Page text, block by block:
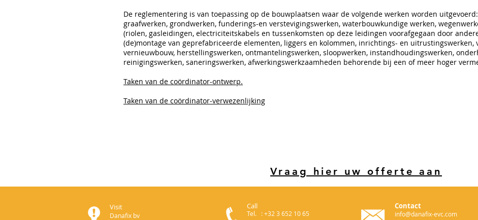
De reglementering is van toepassing op de bouwplaatsen waar de volgende werken worden uitgevoerd:
graafwerken, grondwerken, funderings-en verstevigingswerken, waterbouwkundige werken,
(riolen, gasleidingen, electriciteitskabels en tussenkomsten op deze leidingen voorafgegaan door
(de)montage van geprefabriceerde elementen, liggers en kolommen, inrichtings- en uitrustingswerken,
vernieuwbouw, herstellingswerken, ontmantelingswerken, sloopwerken, instandhoudingswerken,
reinigingswerken, saneringswerken, afwerkingswerkzaamheden behorende bij een of meer hoger
Taken van de coördinator-ontwerp.
Taken van de coördinator-verwezenlijking
Vraag hier uw offerte aan
Visit
Danafix bv
Call
Tel. : +32 3 652 10 65
Contact
info@danafix-evc.com